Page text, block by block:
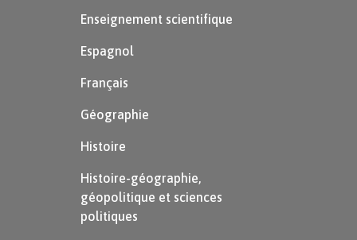
Enseignement scientifique
Espagnol
Français
Géographie
Histoire
Histoire-géographie,
géopolitique et sciences
politiques